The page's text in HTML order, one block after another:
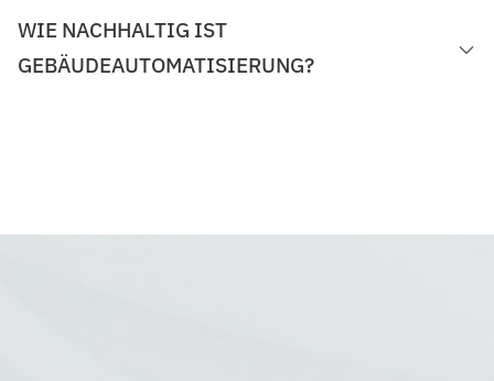
WIE NACHHALTIG IST
GEBÄUDEAUTOMATISIERUNG?